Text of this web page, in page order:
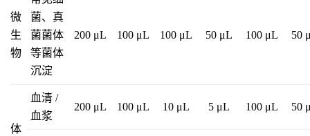
微
生
物
菌、真
菌菌体
等菌体
沉淀
200 μL 100 μL 100 μL 50 μL 100 μL 50
体
血清 /
血浆
200 μL 100 μL 10 μL 5 μL 100 μL 50